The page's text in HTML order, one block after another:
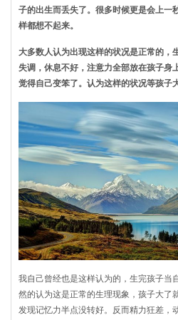
子的出生而丢失了。很多时候更是会上一
样都想不起来。
大多数人认为出现这样的状况是正常的，
失调，休息不好，注意力全部放在孩子身
觉得自己变笨了。认为这样的状况等孩子
我自己曾经也是这样认为的，生完孩子当
然的认为这是正常的生理现象，孩子大了
发现记忆力半点没转好。反而精力狂差，